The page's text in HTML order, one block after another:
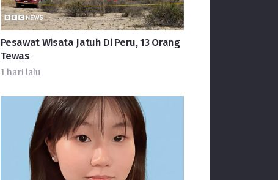
Pesawat Wisata Jatuh Di Peru, 13 Orang
Tewas
1 hari lalu